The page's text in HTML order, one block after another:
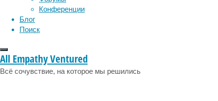
Конференции
Блог
Поиск
All Empathy Ventured
Всё сочувствие, на которое мы решились
глубоком
постоянно
живут